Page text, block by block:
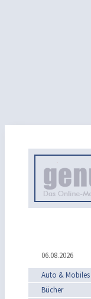
06.08.2026
Auto & Mobiles
Bücher